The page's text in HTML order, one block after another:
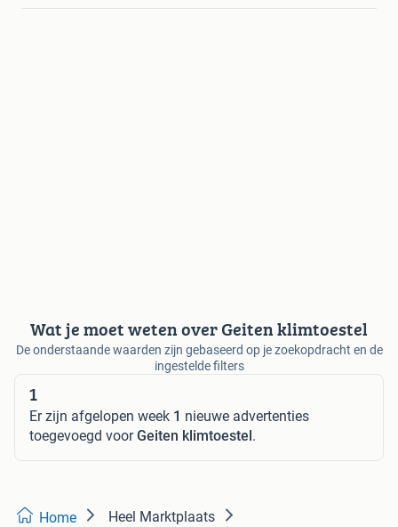
Wat je moet weten over Geiten klimtoestel
De onderstaande waarden zijn gebaseerd op je zoekopdracht en de
ingestelde filters
1
Er zijn afgelopen week 1 nieuwe advertenties
toegevoegd voorGeiten klimtoestel.
Home Heel Marktplaats